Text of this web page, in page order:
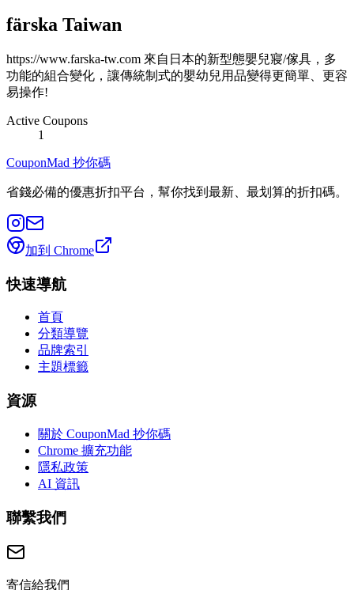
färska Taiwan
https://www.farska-tw.com 來自日本的新型態嬰兒寢/傢具，多
功能的組合變化，讓傳統制式的嬰幼兒用品變得更簡單、更容
易操作!
Active Coupons
1
CouponMad 抄你碼
省錢必備的優惠折扣平台，幫你找到最新、最划算的折扣碼。
加到 Chrome
快速導航
首頁
分類導覽
品牌索引
主題標籤
資源
關於 CouponMad 抄你碼
Chrome 擴充功能
隱私政策
AI 資訊
聯繫我們
寄信給我們